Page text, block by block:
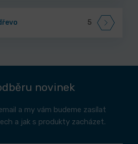
5
novinek
a my vám budeme zasílat
a jak s produkty zacházet.